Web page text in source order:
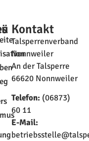
Kontakt
Talsperrenverband
Nonnweiler
An der Talsperre
66620 Nonnweiler
Telefon: (06873)
60 11
E-Mail: